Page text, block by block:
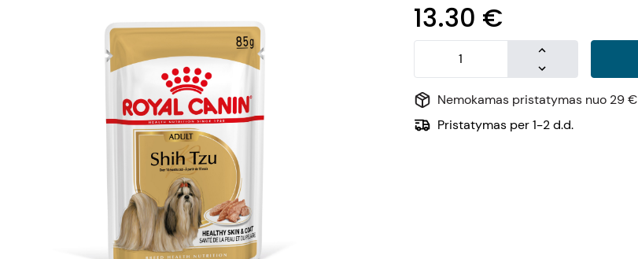
13.30 €
Nemokamas pristatymas nuo 29 €
Pristatymas per 1-2 d.d.